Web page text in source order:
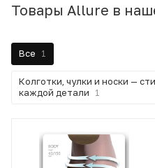
Товары Allure в
Все 1
Колготки, чулки и носки —
каждой детали
1